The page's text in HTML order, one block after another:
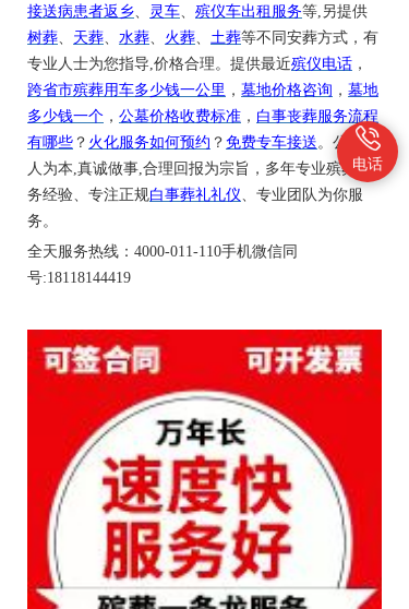
接送病患者返乡
灵车 殡仪车出租服务等 ,另提供
树葬
天葬 水葬 火葬 土葬等不同安葬方式，有
专业人士为您指导 ,价格合理。提供最近殡仪电话 ，
跨省市殡葬用车多少钱一公里 ， 墓地价格咨询 ， 墓地
多少钱一个 ， 公墓价格收费标准 ， 白事丧葬服务流程
有哪些 ？ 火化服务如何预约 ？ 免费专车接送 。公司以
人为本 ,真诚做事,合理回报为宗旨，多年专业殡葬服
务经验、专注正规白事葬礼礼仪 、专业团队为你服
务。
全天服务热线： 4000-011-110手机微信同
号:18118144419
电话